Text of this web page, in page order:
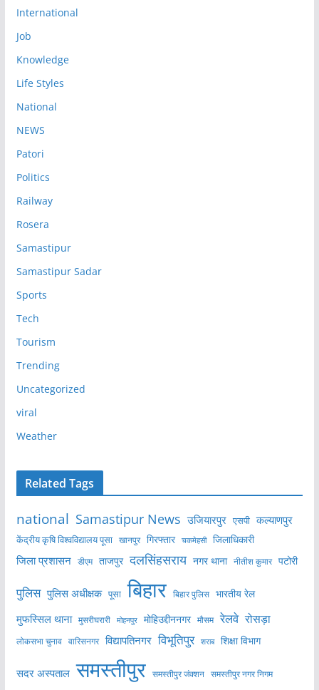
International
Job
Knowledge
Life Styles
National
NEWS
Patori
Politics
Railway
Rosera
Samastipur
Samastipur Sadar
Sports
Tech
Tourism
Trending
Uncategorized
viral
Weather
Related Tags
national Samastipur News उजियारपुर एसपी कल्याणपुर
केंद्रीय कृषि विश्वविद्यालय पूसा खानपुर गिरफ्तार चकमेहसी जिलाधिकारी
जिला प्रशासन डीएम ताजपुर दलसिंहसराय नगर थाना नीतीश कुमार पटोरी
पुलिस पुलिस अधीक्षक पूसा बिहार बिहार पुलिस भारतीय रेल
मुफस्सिल थाना मुसरीघरारी मोहनपुर मोहिउद्दीननगर मौसम रेलवे रोसड़ा
लोकसभा चुनाव वारिसनगर विद्यापतिनगर विभूतिपुर शराब शिक्षा विभाग
सदर अस्पताल समस्तीपुर समस्तीपुर जंक्शन समस्तीपुर नगर निगम